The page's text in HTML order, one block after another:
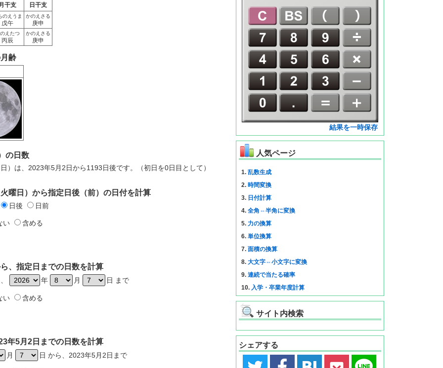
干支 日干支
のえうま
戊午
かのえさる
庚申
えたつ
丙辰
かのえさる
庚申
齢
の日数
）は、2023年5月2日から1193日後です。（初日を0日目として）
曜日）から指定日後（前）の日付を計算
日後 日前
い 含める
、指定日までの日数を計算
年 月 日 まで
い 含める
年5月2日までの日数を計算
月 日 から、2023年5月2日まで
結果を一時保存
人気ページ
1. 乱数生成
2. 時間変換
3. 日付計算
4. 全角⇔半角に変換
5. 力の換算
6. 単位換算
7. 面積の換算
8. 大文字⇔小文字に変換
9. 連続で当たる確率
10. 入学・卒業年度計算
サイト内検索
シェアする